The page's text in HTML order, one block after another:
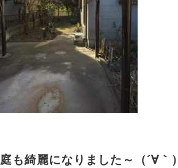
庭も綺麗になりました～（´∀｀）